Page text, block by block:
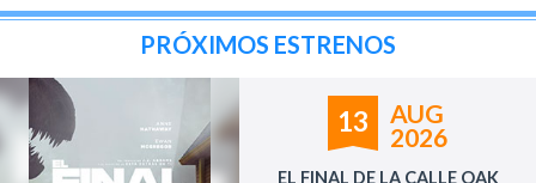
PRÓXIMOS ESTRENOS
13
AUG
2026
EL FINAL DE LA CALLE OAK